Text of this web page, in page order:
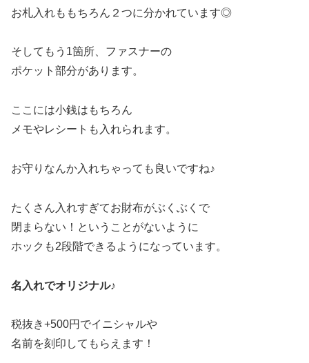
お札入れももちろん２つに分かれています◎
そしてもう1箇所、ファスナーの
ポケット部分があります。
ここには小銭はもちろん
メモやレシートも入れられます。
お守りなんか入れちゃっても良いですね♪
たくさん入れすぎてお財布がぶくぶくで
閉まらない！ということがないように
ホックも2段階できるようになっています。
名入れでオリジナル♪
税抜き+500円でイニシャルや
名前を刻印してもらえます！